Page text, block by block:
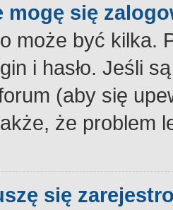
mogę się
może być kilka.
i hasło. Jeśli
(aby się
że problem
się